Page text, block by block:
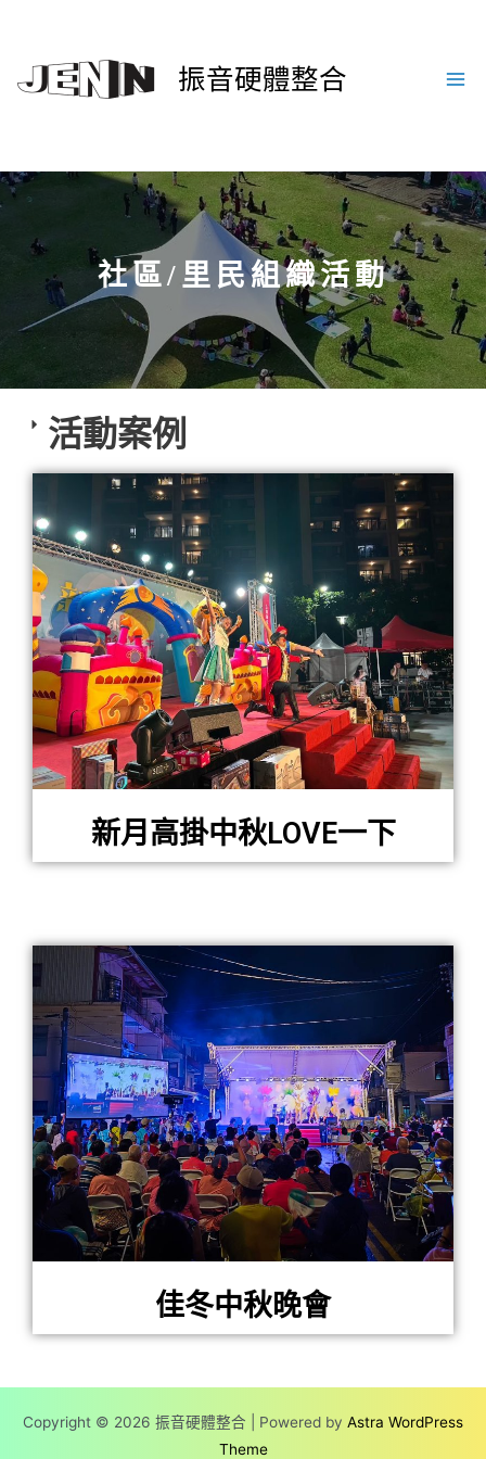
振音硬體整合
社區/里民組織活動
活動案例
新月高掛中秋LOVE一下
佳冬中秋晚會
Copyright © 2026 振音硬體整合 | Powered by Astra WordPress
Theme